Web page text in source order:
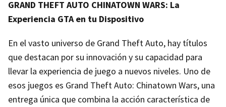
GRAND THEFT AUTO CHINATOWN WARS: La
Experiencia GTA en tu Dispositivo
En el vasto universo de Grand Theft Auto, hay títulos
que destacan por su innovación y su capacidad para
llevar la experiencia de juego a nuevos niveles. Uno de
esos juegos es Grand Theft Auto: Chinatown Wars, una
entrega única que combina la acción característica de